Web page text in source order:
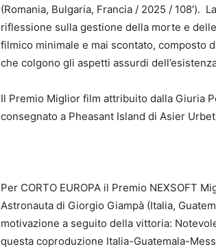
(Romania, Bulgaria, Francia / 2025 / 108′).
riflessione sulla gestione della morte e
filmico minimale e mai scontato, composto
che colgono gli aspetti assurdi
Il Premio Miglior film attribuito dalla Giuria
consegnato a Pheasant Island di Asier
Per CORTO EUROPA il Premio NEXSOFT
Astronauta di Giorgio Giampà (Italia,
motivazione a seguito della vittoria:
questa coproduzione Italia-Guatemala-